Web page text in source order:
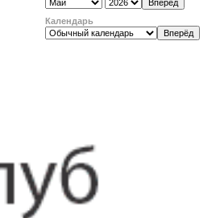
Календарь